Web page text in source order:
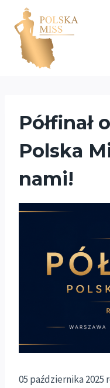
Przejdź
treści
Półfinał
Polska
nami!
05 października